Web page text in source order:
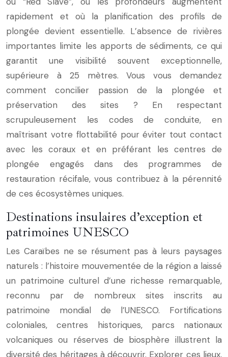
rapidement et où la planification des profils de
plongée devient essentielle. L’absence de rivières
importantes limite les apports de sédiments, ce qui
garantit une visibilité souvent exceptionnelle,
supérieure à 25 mètres. Vous vous demandez
comment concilier passion de la plongée et
préservation des sites ? En respectant
scrupuleusement les codes de conduite, en
maîtrisant votre flottabilité pour éviter tout contact
avec les coraux et en préférant les centres de
plongée engagés dans des programmes de
restauration récifale, vous contribuez à la pérennité
de ces écosystèmes uniques.
Destinations insulaires d’exception et
patrimoines UNESCO
Les Caraïbes ne se résument pas à leurs paysages
naturels : l’histoire mouvementée de la région a laissé
un patrimoine culturel d’une richesse remarquable,
reconnu par de nombreux sites inscrits au
patrimoine mondial de l’UNESCO. Fortifications
coloniales, centres historiques, parcs nationaux
volcaniques ou réserves de biosphère illustrent la
diversité des héritages à découvrir. Explorer ces lieux,